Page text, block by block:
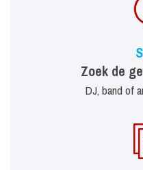
Zoek de
DJ, band of